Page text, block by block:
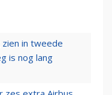
in tweede
is nog lang